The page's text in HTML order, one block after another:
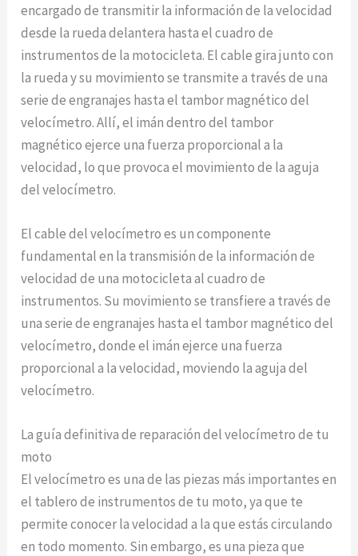
encargado de transmitir la información de la velocidad
desde la rueda delantera hasta el cuadro de
instrumentos de la motocicleta. El cable gira junto con
la rueda y su movimiento se transmite a través de una
serie de engranajes hasta el tambor magnético del
velocímetro. Allí, el imán dentro del tambor
magnético ejerce una fuerza proporcional a la
velocidad, lo que provoca el movimiento de la aguja
del velocímetro.
El cable del velocímetro es un componente
fundamental en la transmisión de la información de
velocidad de una motocicleta al cuadro de
instrumentos. Su movimiento se transfiere a través de
una serie de engranajes hasta el tambor magnético del
velocímetro, donde el imán ejerce una fuerza
proporcional a la velocidad, moviendo la aguja del
velocímetro.
La guía definitiva de reparación del velocímetro de tu
moto
El velocímetro es una de las piezas más importantes en
el tablero de instrumentos de tu moto, ya que te
permite conocer la velocidad a la que estás circulando
en todo momento. Sin embargo, es una pieza que